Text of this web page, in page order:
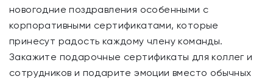
новогодние поздравления особенными с
корпоративными сертификатами, которые
принесут радость каждому члену команды.
Закажите подарочные сертификаты для коллег и
сотрудников и подарите эмоции вместо обычных